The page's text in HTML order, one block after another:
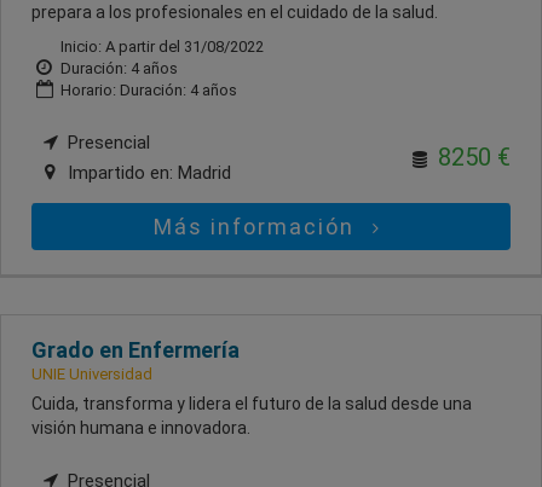
prepara a los profesionales en el cuidado de la salud.
Inicio: A partir del 31/08/2022
Duración: 4 años
Horario: Duración: 4 años
Presencial
Impartido en: Madrid
8250 €
Más información
Grado en Enfermería
UNIE Universidad
Cuida, transforma y lidera el futuro de la salud desde una
visión humana e innovadora.
Presencial